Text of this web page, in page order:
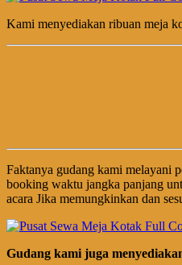
Kami menyediakan ribuan meja
Faktanya gudang kami melayani
booking waktu jangka panjang
acara Jika memungkinkan dan
Gudang kami juga